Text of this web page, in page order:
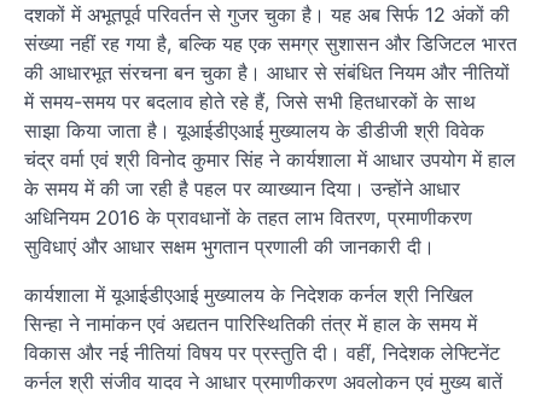
दशकों में अभूतपूर्व परिवर्तन से गुजर चुका है। यह अब सिर्फ 12 अंकों की
संख्या नहीं रह गया है, बल्कि यह एक समग्र सुशासन और डिजिटल भारत
की आधारभूत संरचना बन चुका है। आधार से संबंधित नियम और नीतियों
में समय-समय पर बदलाव होते रहे हैं, जिसे सभी हितधारकों के साथ
साझा किया जाता है। यूआईडीएआई मुख्यालय के डीडीजी श्री विवेक
चंद्र वर्मा एवं श्री विनोद कुमार सिंह ने कार्यशाला में आधार उपयोग में हाल
के समय में की जा रही है पहल पर व्याख्यान दिया। उन्होंने आधार
अधिनियम 2016 के प्रावधानों के तहत लाभ वितरण, प्रमाणीकरण
सुविधाएं और आधार सक्षम भुगतान प्रणाली की जानकारी दी।
कार्यशाला में यूआईडीएआई मुख्यालय के निदेशक कर्नल श्री निखिल
सिन्हा ने नामांकन एवं अद्यतन पारिस्थितिकी तंत्र में हाल के समय में
विकास और नई नीतियां विषय पर प्रस्तुति दी। वहीं, निदेशक लेफ्टिनेंट
कर्नल श्री संजीव यादव ने आधार प्रमाणीकरण अवलोकन एवं मुख्य बातें